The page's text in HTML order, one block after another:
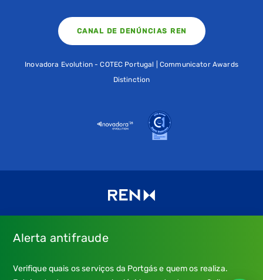
CANAL DE DENÚNCIAS REN
Inovadora Evolution - COTEC Portugal | Communicator Awards
Distinction
a nossaPolítica de Cookies.
Alerta antifraude
Verifique quais os serviços da Portgás e quem os realiza.